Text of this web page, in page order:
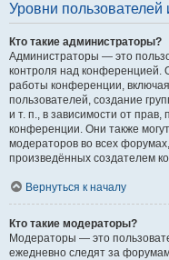
Уровни пользователей
Кто такие администраторы?
Администраторы — это
контроля над конференцией.
работы конференции,
пользователей, создание
и т. п., в зависимости от
конференции. Они также
модераторов во всех
произведённых создателем
Вернуться к началу
Кто такие модераторы?
Модераторы — это
ежедневно следят за